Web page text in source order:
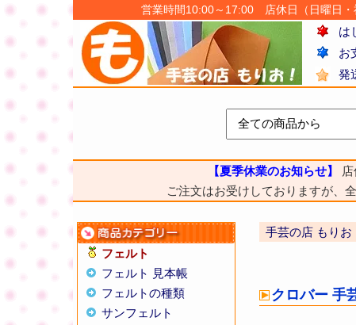
営業時間10:00～17:00 店休日（日曜日
は
お
発
【夏季休業のお知らせ】 店
ご注文はお受けしておりますが、全
フェルト
フェルト 見本帳
フェルトの種類
サンフェルト
手芸の店 もりお
クロバー 手